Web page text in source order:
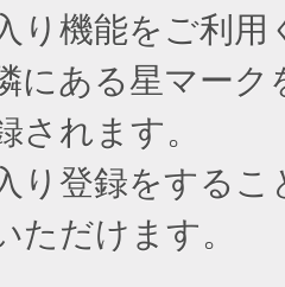
り機能をご利用
にある星マー
されます。
り登録をする
ただけます。